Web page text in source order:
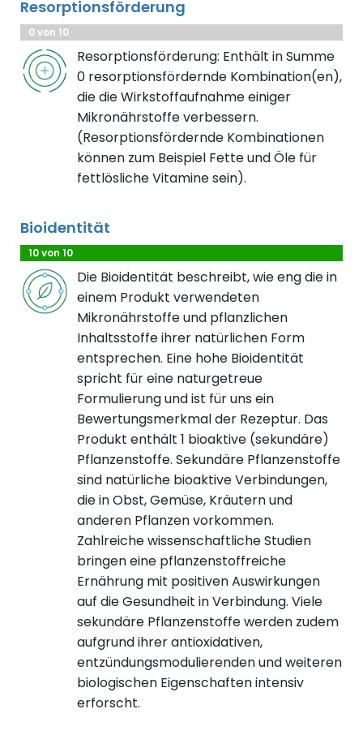
Resorptionsförderung
0 von 10
Resorptionsförderung: Enthält in Summe
0 resorptionsfördernde Kombination(en),
die die Wirkstoffaufnahme einiger
Mikronährstoffe verbessern.
(Resorptionsfördernde Kombinationen
können zum Beispiel Fette und Öle für
fettlösliche Vitamine sein).
Bioidentität
10 von 10
Die Bioidentität beschreibt, wie eng die in
einem Produkt verwendeten
Mikronährstoffe und pflanzlichen
Inhaltsstoffe ihrer natürlichen Form
entsprechen. Eine hohe Bioidentität
spricht für eine naturgetreue
Formulierung und ist für uns ein
Bewertungsmerkmal der Rezeptur. Das
Produkt enthält 1 bioaktive (sekundäre)
Pflanzenstoffe. Sekundäre Pflanzenstoffe
sind natürliche bioaktive Verbindungen,
die in Obst, Gemüse, Kräutern und
anderen Pflanzen vorkommen.
Zahlreiche wissenschaftliche Studien
bringen eine pflanzenstoffreiche
Ernährung mit positiven Auswirkungen
auf die Gesundheit in Verbindung. Viele
sekundäre Pflanzenstoffe werden zudem
aufgrund ihrer antioxidativen,
entzündungsmodulierenden und weiteren
biologischen Eigenschaften intensiv
erforscht.